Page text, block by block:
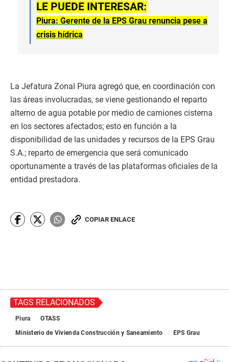
LE PUEDE INTERESAR:
Piura: Gerente de la EPS Grau renuncia pese a
crisis hídrica
La Jefatura Zonal Piura agregó que, en coordinación con
las áreas involucradas, se viene gestionando el reparto
alterno de agua potable por medio de camiones cisterna
en los sectores afectados; esto en función a la
disponibilidad de las unidades y recursos de la EPS Grau
S.A.; reparto de emergencia que será comunicado
oportunamente a través de las plataformas oficiales de la
entidad prestadora.
COPIAR ENLACE
TAGS RELACIONADOS
Piura
OTASS
Ministerio de Vivienda Construcción y Saneamiento
EPS Grau